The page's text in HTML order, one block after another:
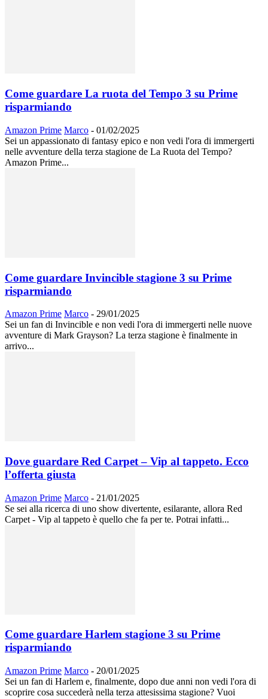
Come guardare La ruota del Tempo 3 su Prime
risparmiando
Amazon Prime Marco - 01/02/2025
Sei un appassionato di fantasy epico e non vedi l'ora di immergerti
nelle avventure della terza stagione de La Ruota del Tempo?
Amazon Prime...
Come guardare Invincible stagione 3 su Prime
risparmiando
Amazon Prime Marco - 29/01/2025
Sei un fan di Invincible e non vedi l'ora di immergerti nelle nuove
avventure di Mark Grayson? La terza stagione è finalmente in
arrivo...
Dove guardare Red Carpet – Vip al tappeto. Ecco
l’offerta giusta
Amazon Prime Marco - 21/01/2025
Se sei alla ricerca di uno show divertente, esilarante, allora Red
Carpet - Vip al tappeto è quello che fa per te. Potrai infatti...
Come guardare Harlem stagione 3 su Prime
risparmiando
Amazon Prime Marco - 20/01/2025
Sei un fan di Harlem e, finalmente, dopo due anni non vedi l'ora di
scoprire cosa succederà nella terza attesissima stagione? Vuoi